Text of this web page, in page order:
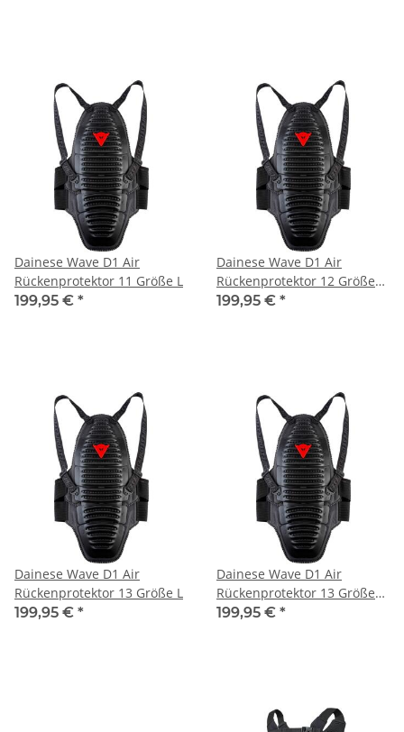
Dainese Wave D1 Air
Rückenprotektor 11 Größe L
199,95 € *
Dainese Wave D1 Air
Rückenprotektor 12 Größe
M
199,95 € *
Dainese Wave D1 Air
Rückenprotektor 13 Größe L
199,95 € *
Dainese Wave D1 Air
Rückenprotektor 13 Größe
M
199,95 € *